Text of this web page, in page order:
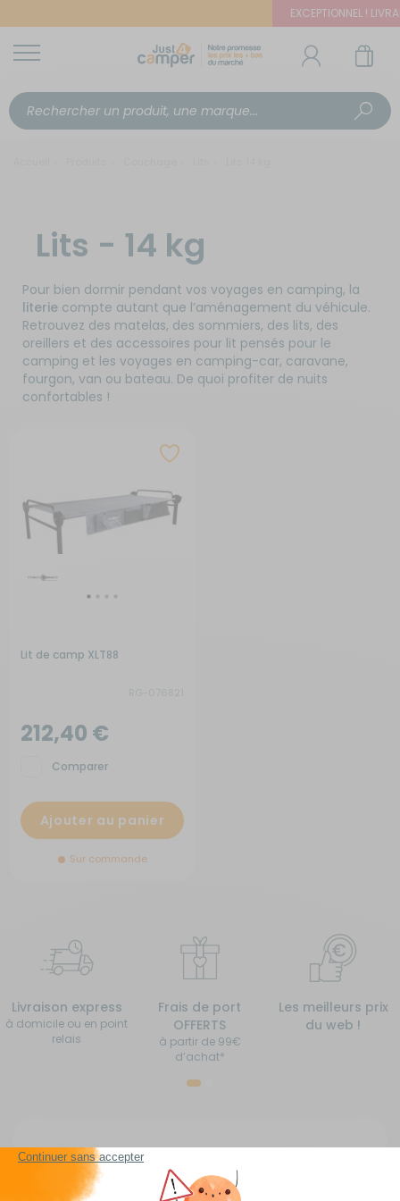
EXCEPTIONNEL !
Lits - 14 kg
Pour bien dormir pendant vos voyages en camping, la
literie compte autant que l’aménagement du véhicule.
Retrouvez des matelas, des sommiers, des lits, des
oreillers et des accessoires pour lit pensés pour le
camping et les voyages en camping-car, caravane,
fourgon, van ou bateau. De quoi profiter de nuits
confortables !
Lit de camp XLT88
212,40 €
Comparer
Ajouter au panier
Sur commande
Livraison express
à domicile ou en point
relais
Frais de port
OFFERTS
à partir de 99€
d’achat*
Les meilleurs prix
du web !
Lits pour camping-car, caravane, fourgon
aménagé, van aménagé et bateau